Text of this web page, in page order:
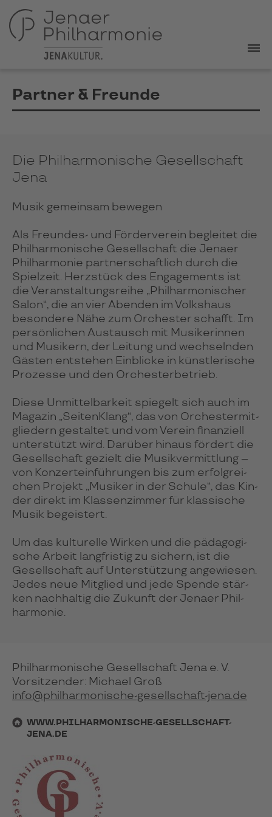
Partner & Freunde
Die Philharmonische Gesellschaft
Jena
Musik gemeinsam bewegen
Als Freun­des- und För­der­ver­ein beglei­tet die
Phil­har­mo­ni­sche Gesell­schaft die Jenaer
Phil­har­mo­nie part­ner­schaft­lich durch die
Spiel­zeit. Herz­stück des Enga­ge­ments ist
die Ver­an­stal­tungs­reihe „Phil­har­mo­ni­scher
Salon“, die an vier Aben­den im Volks­haus
beson­dere Nähe zum Or­ches­ter schafft. Im
per­sön­li­chen Aus­tausch mit Musi­ke­rin­nen
und Musi­kern, der Lei­tung und wech­sel­nden
Gästen ent­ste­hen Ein­bli­cke in künst­le­ri­sche
Pro­zesse und den Or­ches­ter­be­trieb.
Diese Unmit­tel­bar­keit spie­gelt sich auch im
Maga­zin „Sei­ten­Klang“, das von Or­ches­ter­mit­
glie­dern gestal­tet und vom Verein finan­ziell
unter­stützt wird. Darü­ber hinaus för­dert die
Gesells­chaft gezielt die Musik­ver­mitt­lung –
von Kon­zert­ein­füh­run­gen bis zum erfolg­rei­
chen Pro­jekt „Musi­ker in der Schule“, das Kin­
der direkt im Klas­sen­zim­mer für klas­si­sche
Musik begeis­tert.
Um das kul­tu­relle Wir­ken und die päda­go­gi­
sche Arbeit lang­fris­tig zu sichern, ist die
Gesell­schaft auf Unter­stüt­zung ange­wie­sen.
Jedes neue Mit­glied und jede Spende stär­
ken nach­hal­tig die Zukunft der Jenaer Phil­
har­monie.
Philharmonische Gesellschaft Jena e. V.
Vorsitzender: Michael Groß
info@philharmonische-gesellschaft-jena.de
WWW.PHILHARMONISCHE-GESELLSCHAFT-
JENA.DE